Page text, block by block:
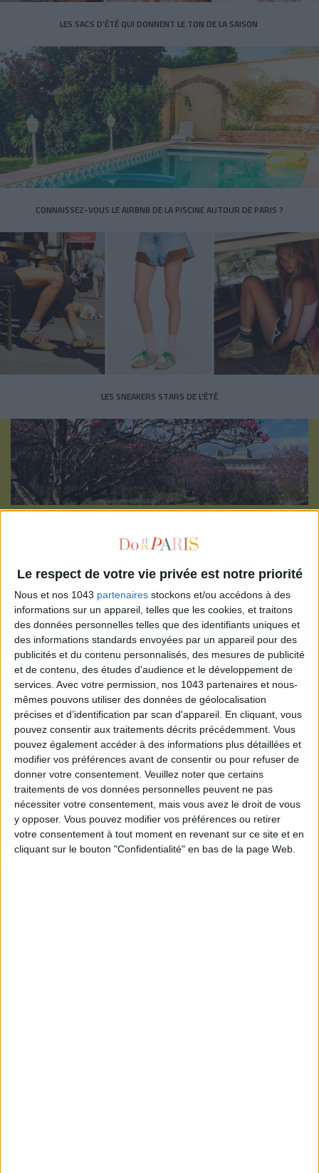
Le respect de votre vie privée est notre priorité
Nous et nos 1043 partenaires stockons et/ou accédons à des
informations sur un appareil, telles que les cookies, et traitons
des données personnelles telles que des identifiants uniques et
des informations standards envoyées par un appareil pour des
publicités et du contenu personnalisés, des mesures de publicité
et de contenu, des études d'audience et le développement de
services. Avec votre permission, nos 1043 partenaires et nous-
mêmes pouvons utiliser des données de géolocalisation
précises et d’identification par scan d'appareil. En cliquant, vous
pouvez consentir aux traitements décrits précédemment. Vous
pouvez également accéder à des informations plus détaillées et
modifier vos préférences avant de consentir ou pour refuser de
donner votre consentement. Veuillez noter que certains
traitements de vos données personnelles peuvent ne pas
nécessiter votre consentement, mais vous avez le droit de vous
y opposer. Vous pouvez modifier vos préférences ou retirer
votre consentement à tout moment en revenant sur ce site et en
cliquant sur le bouton "Confidentialité" en bas de la page Web.
LES SACS D’ÉTÉ QUI DONNENT LE TON DE LA SAISON
CONNAISSEZ-VOUS LE AIRBNB DE LA PISCINE AUTOUR DE PARIS ?
LES SNEAKERS STARS DE L’ÉTÉ
S'INSCRIRE
ADOPT PARFUMS RÉVOLUTIONNE LA PARFUMERIE MADE IN FRANCE À PETIT PRIX